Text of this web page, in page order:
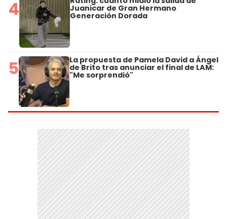
4 Juanicar de Gran Hermano
Generación Dorada
5 La propuesta de Pamela David a Ángel
de Brito tras anunciar el final de LAM:
"Me sorprendió"